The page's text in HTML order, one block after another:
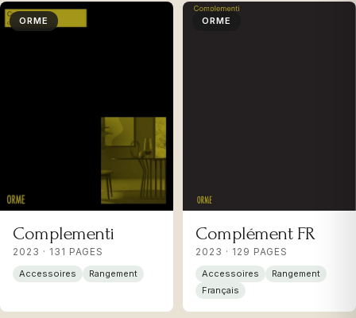
ORME
Complementi
2023 · 131 PAGES
Accessoires Rangement
ORME
Complément FR
2023 · 129 PAGES
Accessoires
Rangement
Français